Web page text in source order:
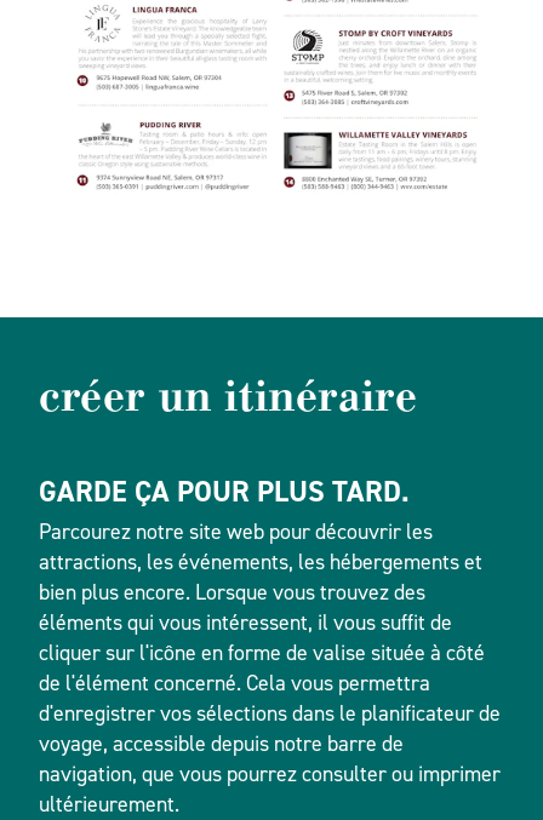
créer un itinéraire
GARDE ÇA POUR PLUS TARD.
Parcourez notre site web pour découvrir les
attractions, les événements, les hébergements et
bien plus encore. Lorsque vous trouvez des
éléments qui vous intéressent, il vous suffit de
cliquer sur l'icône en forme de valise située à côté
de l'élément concerné. Cela vous permettra
d'enregistrer vos sélections dans le planificateur de
voyage, accessible depuis notre barre de
navigation, que vous pourrez consulter ou imprimer
ultérieurement.